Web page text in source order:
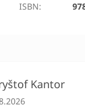
ISBN:
Kantor
obchodu je